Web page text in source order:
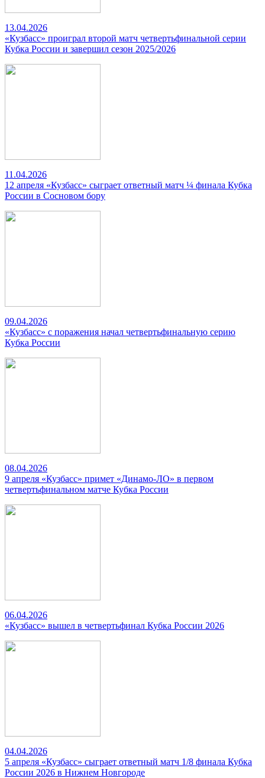
13.04.2026
«Кузбасс» проиграл второй матч четвертьфинальной серии
Кубка России и завершил сезон 2025/2026
11.04.2026
12 апреля «Кузбасс» сыграет ответный матч ¼ финала Кубка
России в Сосновом бору
09.04.2026
«Кузбасс» с поражения начал четвертьфинальную серию
Кубка России
08.04.2026
9 апреля «Кузбасс» примет «Динамо-ЛО» в первом
четвертьфинальном матче Кубка России
06.04.2026
«Кузбасс» вышел в четвертьфинал Кубка России 2026
04.04.2026
5 апреля «Кузбасс» сыграет ответный матч 1/8 финала Кубка
России 2026 в Нижнем Новгороде